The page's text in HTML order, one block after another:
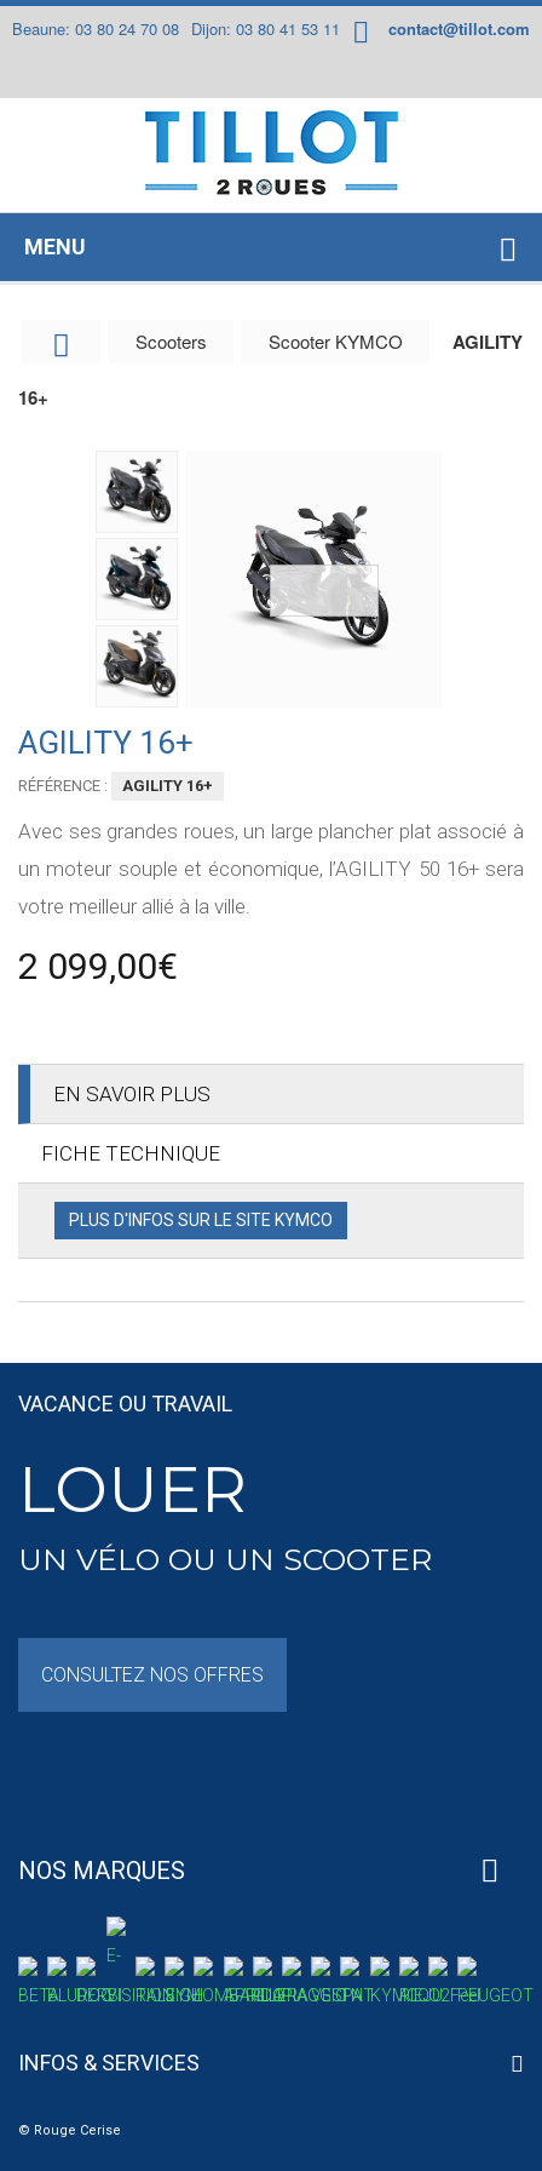
Beaune: 03 80 24 70 08 Dijon: 03 80 41 53 11 contact@tillot.com
MENU
Scooters Scooter KYMCO AGILITY
16+
AGILITY 16+
RÉFÉRENCE : AGILITY 16+
Avec ses grandes roues, un large plancher plat associé à
un moteur souple et économique, l’AGILITY 50 16+ sera
votre meilleur allié à la ville.
2 099,00€
EN SAVOIR PLUS
FICHE TECHNIQUE
PLUS D'INFOS SUR LE SITE KYMCO
VACANCE OU TRAVAIL
LOUER
UN VÉLO OU UN SCOOTER
CONSULTEZ NOS OFFRES
NOS MARQUES
INFOS & SERVICES
© Rouge Cerise
Panneau de gestion des cookies